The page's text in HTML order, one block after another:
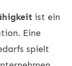
ist ein
Eine
spielt